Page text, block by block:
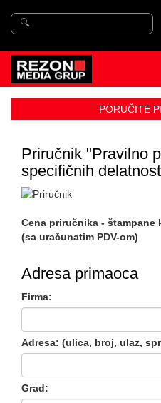
PORUČITE
Priručnik "Pravilno
specifičnih
Cena priručnika - štampane
(sa uračunatim PDV-om)
Adresa primaoca
Firma:
Adresa: (ulica, broj, ulaz,
Grad: